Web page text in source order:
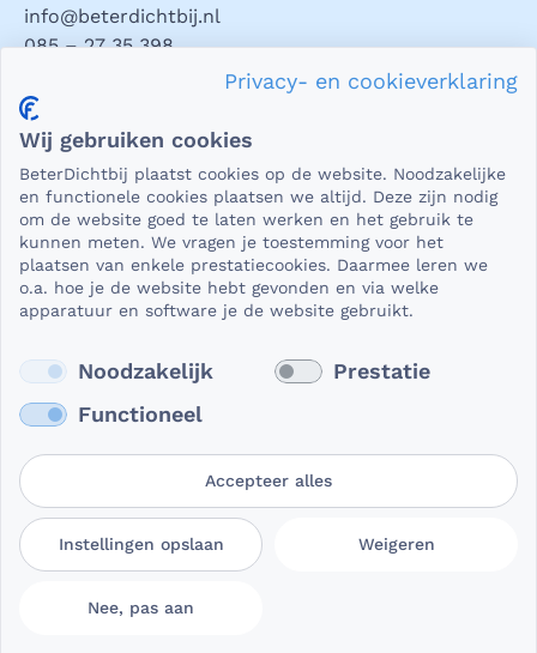
info@beterdichtbij.nl
085 – 27 35 398
Privacy en veiligheid
essentieel dat die beveiligd worden uitgewisseld. En dat
die gegevens niet in verkeerde handen vallen. Daar kun je
op rekenen bij BeterDichtbij.
Lees verder
Gebruikersvoorwaarden
Privacy- en
cookieverklaring
Cookievoorkeuren
Privacy- en cookieverklaring
Wij gebruiken cookies
BeterDichtbij plaatst cookies op de website. Noodzakelijke
en functionele cookies plaatsen we altijd. Deze zijn nodig
om de website goed te laten werken en het gebruik te
kunnen meten. We vragen je toestemming voor het
plaatsen van enkele prestatiecookies. Daarmee leren we
o.a. hoe je de website hebt gevonden en via welke
apparatuur en software je de website gebruikt.
Noodzakelijk
Prestatie
Functioneel
Accepteer alles
Instellingen opslaan Weigeren
Nee, pas aan